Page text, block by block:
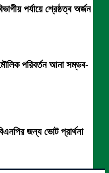
পর্যায়ে শ্রেষ্ঠত্ব অর্জন।
পরিবর্তন আনা সম্ভব-
জন্য ভোট প্রার্থনা